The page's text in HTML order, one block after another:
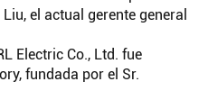
el actual gerente general
Electric Co., Ltd. fue
fundada por el Sr.